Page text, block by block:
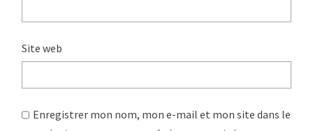
Site web
Enregistrer mon nom, mon e-mail et mon site dans le